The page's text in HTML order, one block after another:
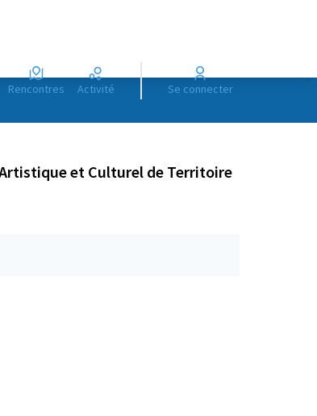
Rencontres Activité Se connecter
et Culturel de Territoire